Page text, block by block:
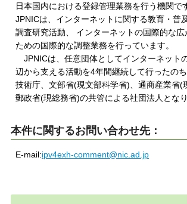
日本国内における登録管理業務を行う機関で
JPNICは、インターネットに関する教育・普
調査研究活動、 インターネットの国際的な広
ための国際的な調整業務を行っています。
JPNICは、任意団体としてインターネット
辺から支える活動を4年間継続して行ったの
技術庁、文部省(現文部科学省)、通商産業省(
郵政省(現総務省)の共管による社団法人となり
本件に関するお問い合わせ先：
E-mail:ipv4exh-comment@nic.ad.jp